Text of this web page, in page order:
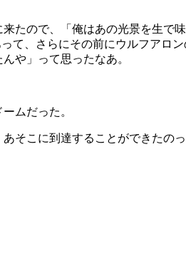
ので、「俺はあの光景を生で
て、さらにその前にウルフアロ
や」って思ったなあ。
ムだった。
こに到達することができたのっ